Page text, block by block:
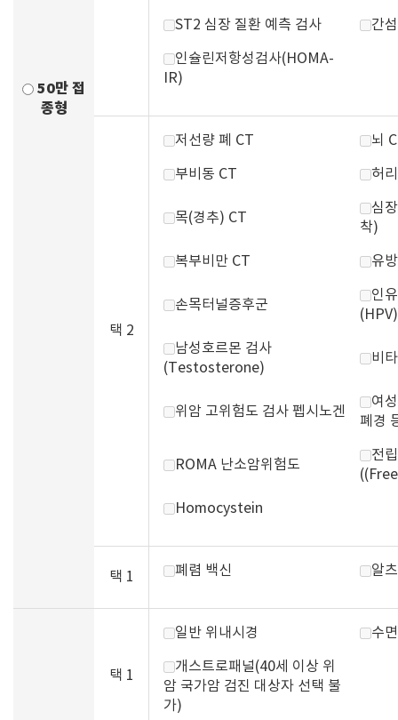
50만 접
종형
ST2 심장 질환 예측 검사 간
인슐린저항성검사(HOMA-
IR)
택 2
저선량 폐 CT 뇌
부비동 CT 허
목(경추) CT
심
착)
복부비만 CT 유
손목터널증후군
인
(HPV)
남성호르몬 검사
(Testosterone)
비
위암 고위험도 검사 펩시노겐
여
폐경
ROMA 난소암위험도
전
Homocystein
택 1 폐렴 백신 알
택 1
일반 위내시경 수
개스트로패널(40세 이상 위
암 국가암 검진 대상자 선택 불
가)